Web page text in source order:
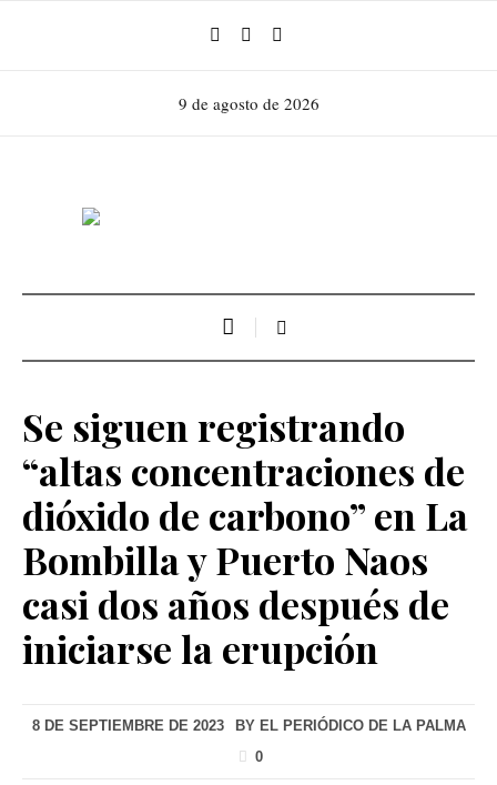
9 de agosto de 2026
Se siguen registrando
“altas concentraciones de
dióxido de carbono” en La
Bombilla y Puerto Naos
casi dos años después de
iniciarse la erupción
8 DE SEPTIEMBRE DE 2023 BY EL PERIÓDICO DE LA PALMA
0